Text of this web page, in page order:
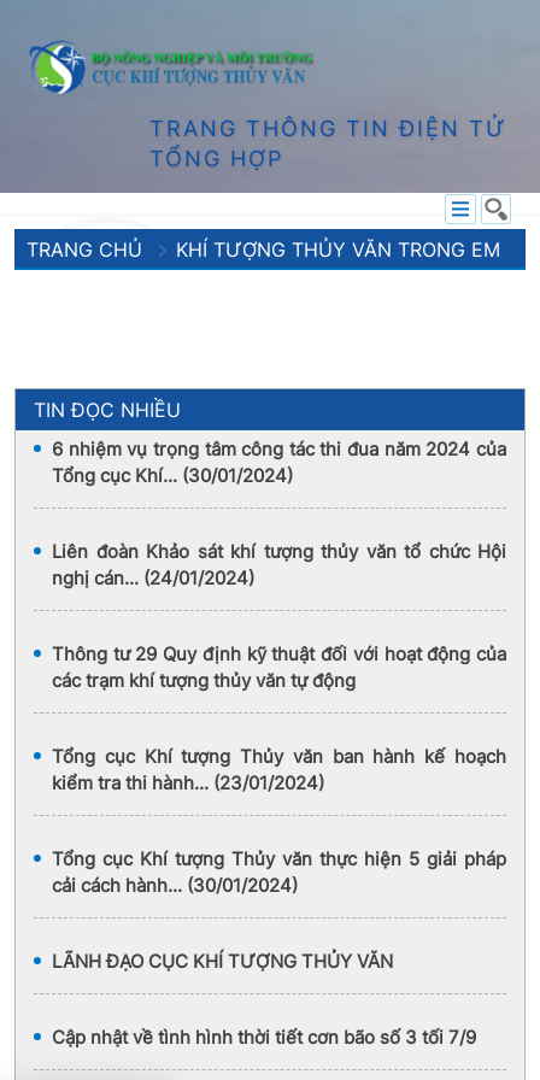
TRANG THÔNG TIN ĐIỆN TỬ
TỔNG HỢP
TRANG CHỦ KHÍ TƯỢNG THỦY VĂN TRONG EM
TIN ĐỌC NHIỀU
6 nhiệm vụ trọng tâm công tác thi đua năm 2024 của
Tổng cục Khí... (30/01/2024)
Liên đoàn Khảo sát khí tượng thủy văn tổ chức Hội
nghị cán... (24/01/2024)
Thông tư 29 Quy định kỹ thuật đối với hoạt động của
các trạm khí tượng thủy văn tự động
Tổng cục Khí tượng Thủy văn ban hành kế hoạch
kiểm tra thi hành... (23/01/2024)
Tổng cục Khí tượng Thủy văn thực hiện 5 giải pháp
cải cách hành... (30/01/2024)
LÃNH ĐẠO CỤC KHÍ TƯỢNG THỦY VĂN
Cập nhật về tình hình thời tiết cơn bão số 3 tối 7/9